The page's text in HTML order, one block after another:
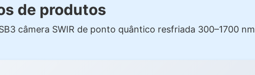
de produtos
câmera SWIR de ponto quântico resfriada 300–1700 nm